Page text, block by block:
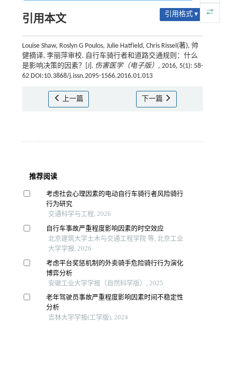
引用本文 引用格式 ▾
Louise Shaw, Roslyn G Poulos, Julie Hatfield, Chris Rissel(著), 帅
健摘译, 李丽萍审校. 自行车骑行者和道路交通规则：什么
是影响决策的因素？[J]. 伤害医学（电子版） , 2016, 5(1): 58-
62 DOI:10.3868/j.issn.2095-1566.2016.01.013
上一篇 下一篇